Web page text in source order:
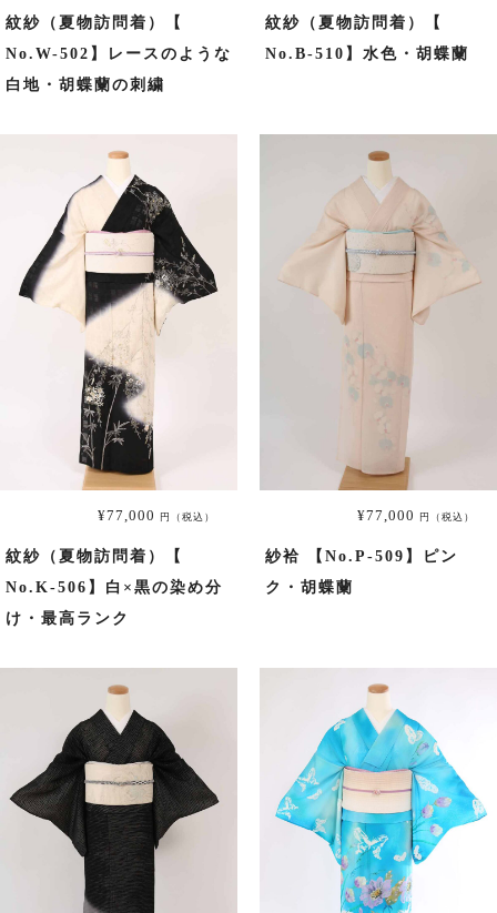
黒留袖
プラン・料金
黒留袖の商品一覧へ
大きいサイズ一覧へ
単衣（6月/9月の訪問着）
プラン・料金
6月用の商品一覧へ
9月用の商品一覧へ
絽（夏の訪問着）
男性用着物
男性用着物の商品一覧へ
紋紗（夏物訪問着）【
No.W-502】レースのような
白地・胡蝶蘭の刺繍
紋紗（夏物訪問着）【
No.B-510】水色・胡蝶蘭
¥77,000 円（税込）
紋紗（夏物訪問着）【
No.K-506】白×黒の染め分
け・最高ランク
¥77,000 円（税込）
紗袷 【No.P-509】ピン
ク・胡蝶蘭